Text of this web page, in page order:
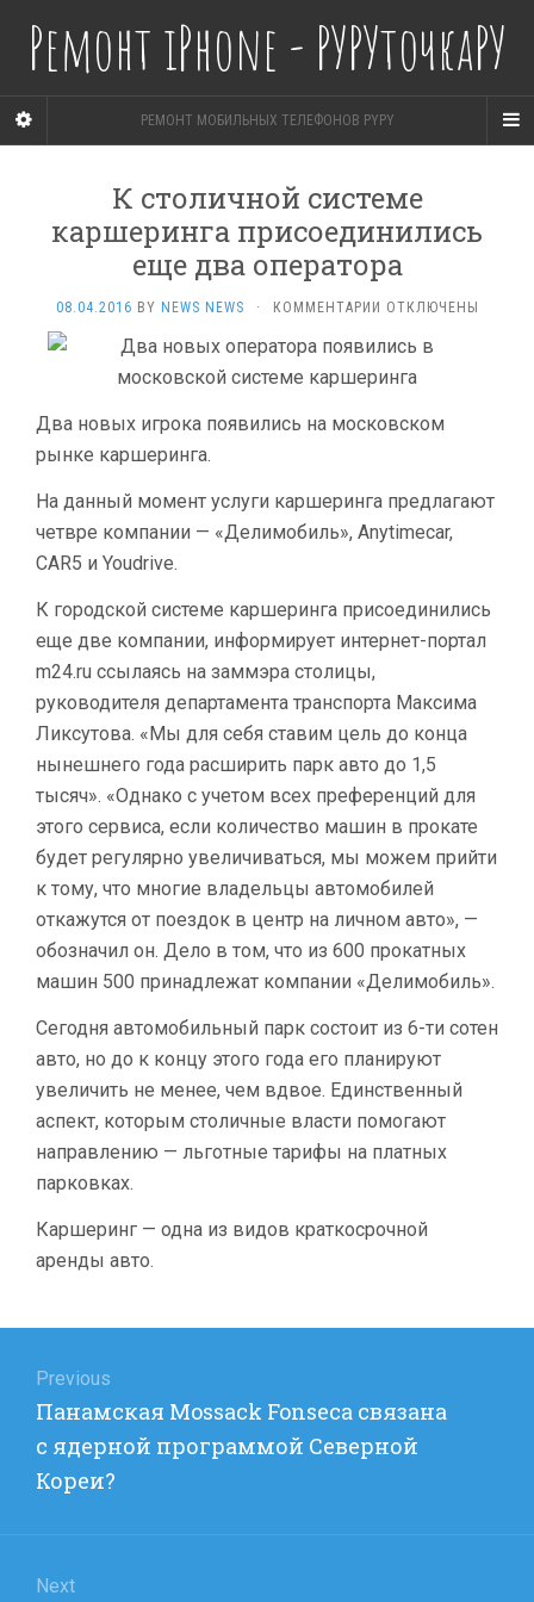
Ремонт iPhone - РУРУточкаРУ
РЕМОНТ МОБИЛЬНЫХ ТЕЛЕФОНОВ PYPY
К столичной системе
каршеринга присоединились
еще два оператора
08.04.2016 BY NEWS NEWS · КОММЕНТАРИИ К
К СТОЛИЧНОЙ
СИСТЕМЕ
ПРИСОЕДИНИЛИСЬ
ОТКЛЮЧЕНЫ
Два новых игрока появились на московском
рынке каршеринга.
На данный момент услуги каршеринга предлагают
четвре компании — «Делимобиль», Anytimecar,
CAR5 и Youdrive.
К городской системе каршеринга присоединились
еще две компании, информирует интернет-портал
m24.ru ссылаясь на заммэра столицы,
руководителя департамента транспорта Максима
Ликсутова. «Мы для себя ставим цель до конца
нынешнего года расширить парк авто до 1,5
тысяч». «Однако с учетом всех преференций для
этого сервиса, если количество машин в прокате
будет регулярно увеличиваться, мы можем прийти
к тому, что многие владельцы автомобилей
откажутся от поездок в центр на личном авто», —
обозначил он. Дело в том, что из 600 прокатных
машин 500 принадлежат компании «Делимобиль».
Сегодня автомобильный парк состоит из 6-ти сотен
авто, но до к концу этого года его планируют
увеличить не менее, чем вдвое. Единственный
аспект, которым столичные власти помогают
направлению — льготные тарифы на платных
парковках.
Каршеринг — одна из видов краткосрочной
аренды авто.
по
записям
Previous
Previous
post:
Панамская Mossack Fonseca связана
с ядерной программой Северной
Кореи?
Next